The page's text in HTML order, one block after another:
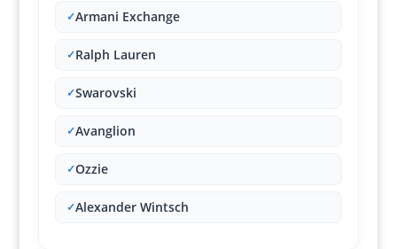
✓Armani Exchange
✓Ralph Lauren
✓Swarovski
✓Avanglion
✓Ozzie
✓Alexander Wintsch